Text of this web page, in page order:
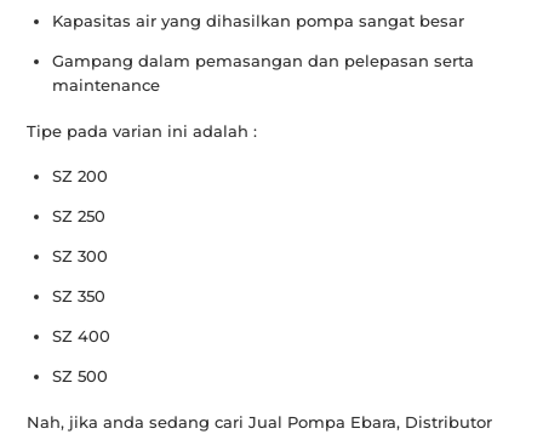
Kapasitas air yang dihasilkan pompa sangat besar
Gampang dalam pemasangan dan pelepasan serta
maintenance
Tipe pada varian ini adalah :
SZ 200
SZ 250
SZ 300
SZ 350
SZ 400
SZ 500
Nah, jika anda sedang cari Jual Pompa Ebara, Distributor